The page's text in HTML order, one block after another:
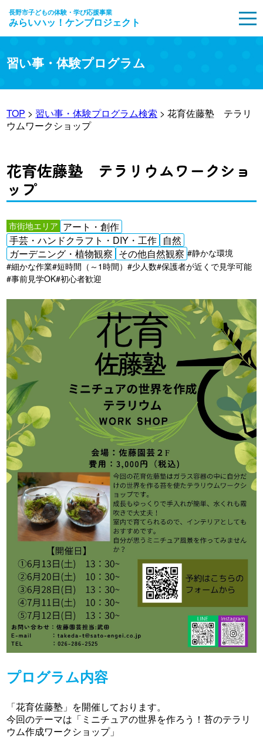
長野市子どもの体験・学び応援事業
みらいハッ！ケンプロジェクト
習い事・体験プログラム
TOP > 習い事・体験プログラム検索 > 花育佐藤塾 テラリ
ウムワークショップ
花育佐藤塾 テラリウムワークショ
ップ
市街地エリア アート・創作
手芸・ハンドクラフト・DIY・工作 自然
ガーデニング・植物観察 その他自然観察 #静かな環境
#細かな作業#短時間（～1時間）#少人数#保護者が近くで見学可能
#事前見学OK#初心者歓迎
プログラム内容
「花育佐藤塾」を開催しております。
今回のテーマは「ミニチュアの世界を作ろう！苔のテラリ
ウム作成ワークショップ」